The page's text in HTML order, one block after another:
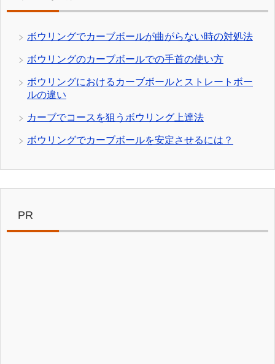
ボウリングでカーブボールが曲がらない時の対処法
ボウリングのカーブボールでの手首の使い方
ボウリングにおけるカーブボールとストレートボー
ルの違い
カーブでコースを狙うボウリング上達法
ボウリングでカーブボールを安定させるには？
PR